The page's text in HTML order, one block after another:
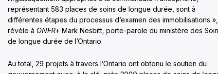
représentant 583 places de soins de longue durée, sont à
différentes étapes du processus d’examen des immobilisations »,
révèle à ONFR+ Mark Nesbitt, porte-parole du ministère des
de longue durée de l’Ontario.
Au total, 29 projets à travers l’Ontario ont obtenu le soutien du